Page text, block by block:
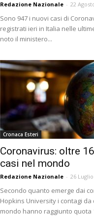
Redazione Nazionale - 22
Sono 947 i nuovi casi di
registrati ieri in Italia nelle
noto il ministero...
Cronaca Esteri
Coronavirus: oltre
casi nel mondo
Redazione Nazionale - 26 Luglio
Secondo quanto emerge dai
Hopkins University i contagi
mondo hanno raggiunto quota